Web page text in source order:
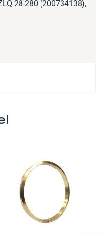
28-280 (200734138),